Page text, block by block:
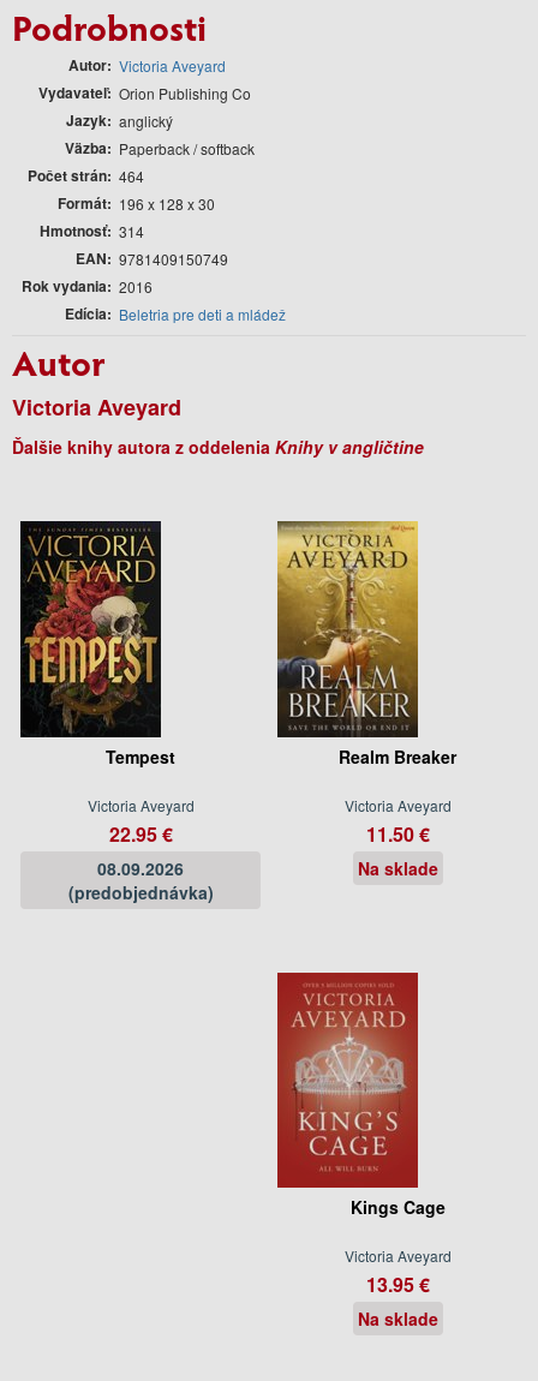
Podrobnosti
Autor Victoria Aveyard
Vydavateľ Orion Publishing Co
Jazyk anglický
Väzba Paperback / softback
Počet strán 464
Formát 196 x 128 x 30
Hmotnosť 314
EAN 9781409150749
Rok vydania 2016
Edícia Beletria pre deti a mládež
Autor
Victoria Aveyard
Ďalšie knihy autora z oddelenia Knihy v angličtine
Tempest
Victoria Aveyard
22.95 €
08.09.2026
(predobjednávka)
Realm Breaker
Victoria Aveyard
11.50 €
Na sklade
Kings Cage
Victoria Aveyard
13.95 €
Na sklade